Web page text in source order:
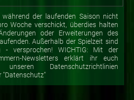
der laufenden Saison nicht
Woche verschickt, überdies halten
oder Erweiterungen des
Außerhalb der Spielzeit sind
versprochen! WICHTIG: Mit der
Newsletters erklärt ihr euch
Datenschutzrichtlinien
"Datenschutz"